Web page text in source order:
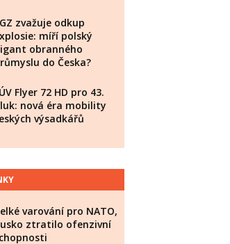
zvažuje odkup
míří polský
obranného
do Česka?
Flyer 72 HD pro 43.
nová éra mobility
výsadkářů
varování pro NATO,
ztratilo ofenzivní